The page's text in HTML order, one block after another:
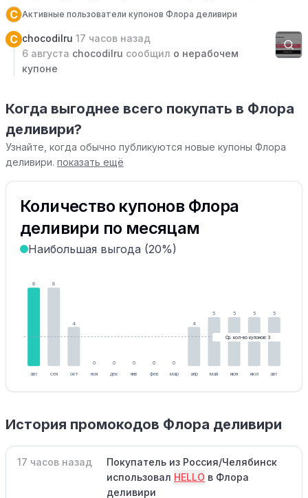
C Активные пользователи купонов Флора деливири
C chocodilru 17 часов назад
6 августа chocodilru сообщил о нерабочем
купоне
Когда выгоднее всего покупать в Флора
деливири?
Узнайте, когда обычно публикуются новые купоны Флора
деливири. показать ещё
Количество купонов Флора
деливири по месяцам
Наибольшая выгода (20%)
8
авг
8
сен
4
окт
0
ноя
0
дек
0
янв
0
фев
0
мар
4
апр
5
май
5
июн
5
июл
5
авг
Ср. кол-во купонов: 3
История промокодов Флора деливири
17 часов назад
Покупатель из Россия/Челябинск
использовал HELLO в Флора
деливири